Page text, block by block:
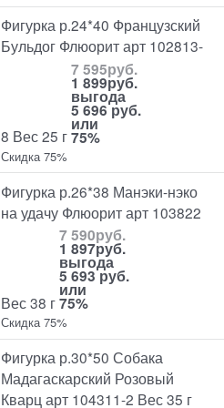
Фигурка р.24*40 Французский
Бульдог Флюорит арт 102813-
8 Вес 25 г
7 595руб.
1 899руб.
выгода
5 696 руб.
или
75%
Скидка 75%
Фигурка р.26*38 Манэки-нэко
на удачу Флюорит арт 103822
Вес 38 г
7 590руб.
1 897руб.
выгода
5 693 руб.
или
75%
Скидка 75%
Фигурка р.30*50 Собака
Мадагаскарский Розовый
Кварц арт 104311-2 Вес 35 г